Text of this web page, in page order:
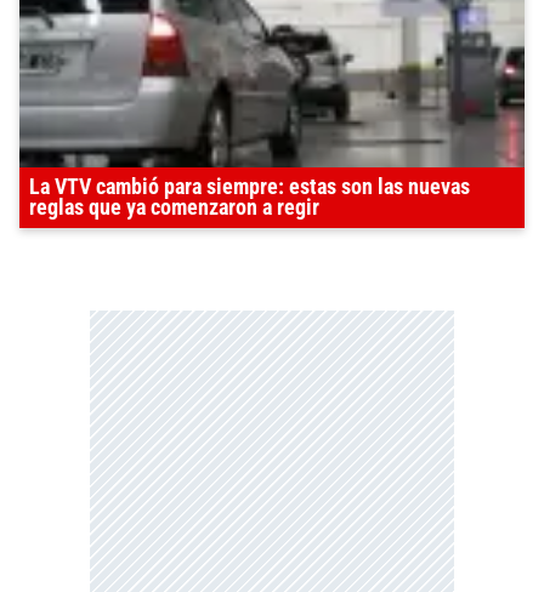
La VTV cambió para siempre: estas son las nuevas
reglas que ya comenzaron a regir